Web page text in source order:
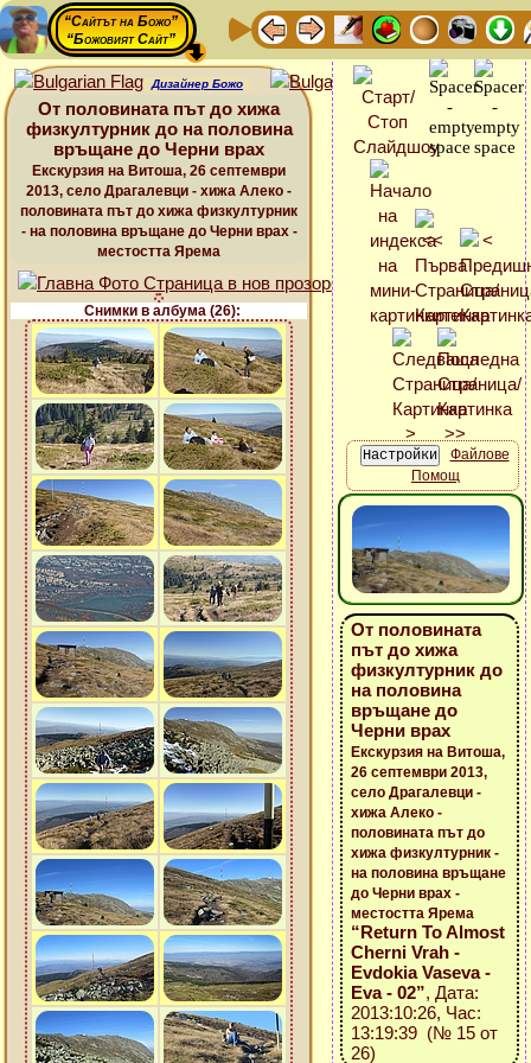
“Сайтът на Божо”
“Божовият Сайт”
Дизайнер Божо
От половината път до хижа
физкултурник до на половина
връщане до Черни врах
Екскурзия на Витоша, 26 септември
2013, село Драгалевци - хижа Алеко -
половината път до хижа физкултурник
- на половина връщане до Черни врах -
местостта Ярема
Снимки в албума (26):
Файлове
Помощ
От половината
път до хижа
физкултурник до
на половина
връщане до
Черни врах
Екскурзия на Витоша,
26 септември 2013,
село Драгалевци -
хижа Алеко -
половината път до
хижа физкултурник -
на половина връщане
до Черни врах -
местостта Ярема
“Return To Almost
Cherni Vrah -
Evdokia Vaseva -
Eva - 02”, Дата:
2013:10:26, Час:
13:19:39 (№ 15 от
26)